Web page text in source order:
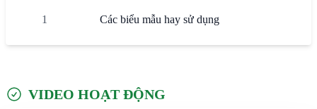
1 Các biểu mẫu hay sử dụng
VIDEO HOẠT ĐỘNG